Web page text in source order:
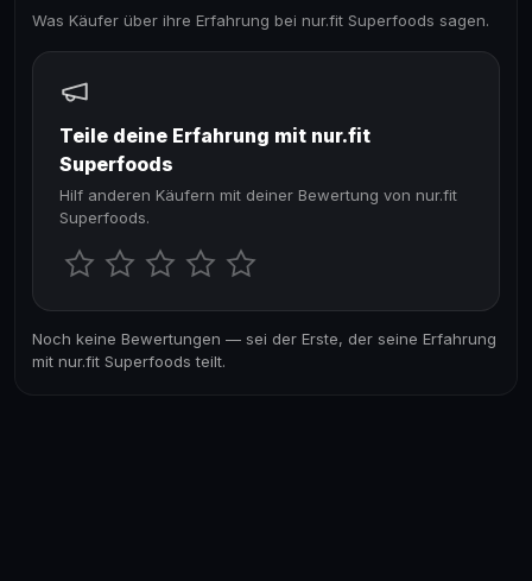
Was Käufer über ihre Erfahrung bei nur.fit Superfoods sagen.
Teile deine Erfahrung mit nur.fit
Superfoods
Hilf anderen Käufern mit deiner Bewertung von nur.fit
Superfoods.
Noch keine Bewertungen — sei der Erste, der seine Erfahrung
mit nur.fit Superfoods teilt.